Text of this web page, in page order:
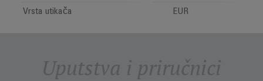
Vrsta utikača EUR
Uputstva i priručnici